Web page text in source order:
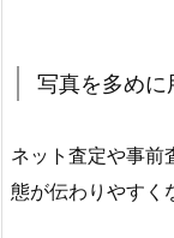
写真を多めに
ネット査定や事前
態が伝わりやすく